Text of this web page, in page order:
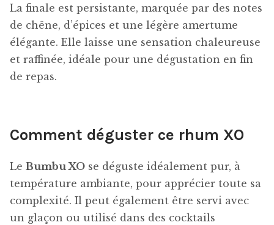
La finale est persistante, marquée par des notes
de chêne, d’épices et une légère amertume
élégante. Elle laisse une sensation chaleureuse
et raffinée, idéale pour une dégustation en fin
de repas.
Comment déguster ce rhum XO
Le Bumbu XO se déguste idéalement pur, à
température ambiante, pour apprécier toute sa
complexité. Il peut également être servi avec
un glaçon ou utilisé dans des cocktails